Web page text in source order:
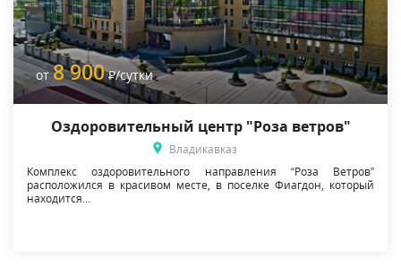
от8 900 Р/сутки
Оздоровительный центр "Роза ветров"
Владикавказ
Комплекс оздоровительного направления “Роза Ветров”
расположился в красивом месте, в поселке Фиагдон, который
находится...